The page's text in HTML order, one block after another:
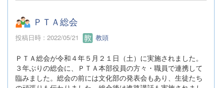
ＰＴＡ総会
投稿日時 : 2022/05/21 教頭
ＰＴＡ総会が令和４年５月２１日（土）に実施されました。
３年ぶりの総会に、ＰＴＡ本部役員の方々・職員で連携して
臨みました。総会の前には文化部の発表会もあり、生徒たち